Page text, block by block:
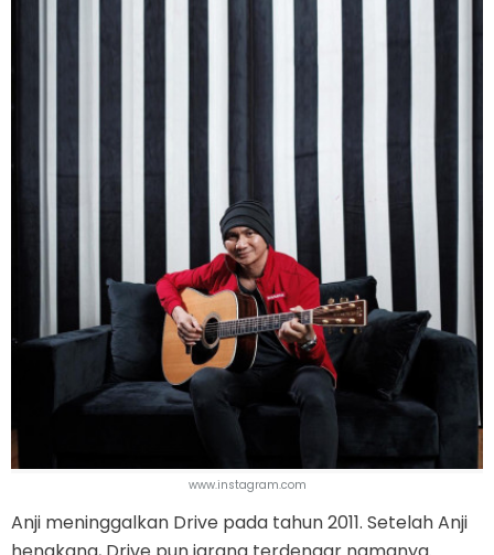
www.instagram.com
Anji meninggalkan Drive pada tahun 2011. Setelah Anji